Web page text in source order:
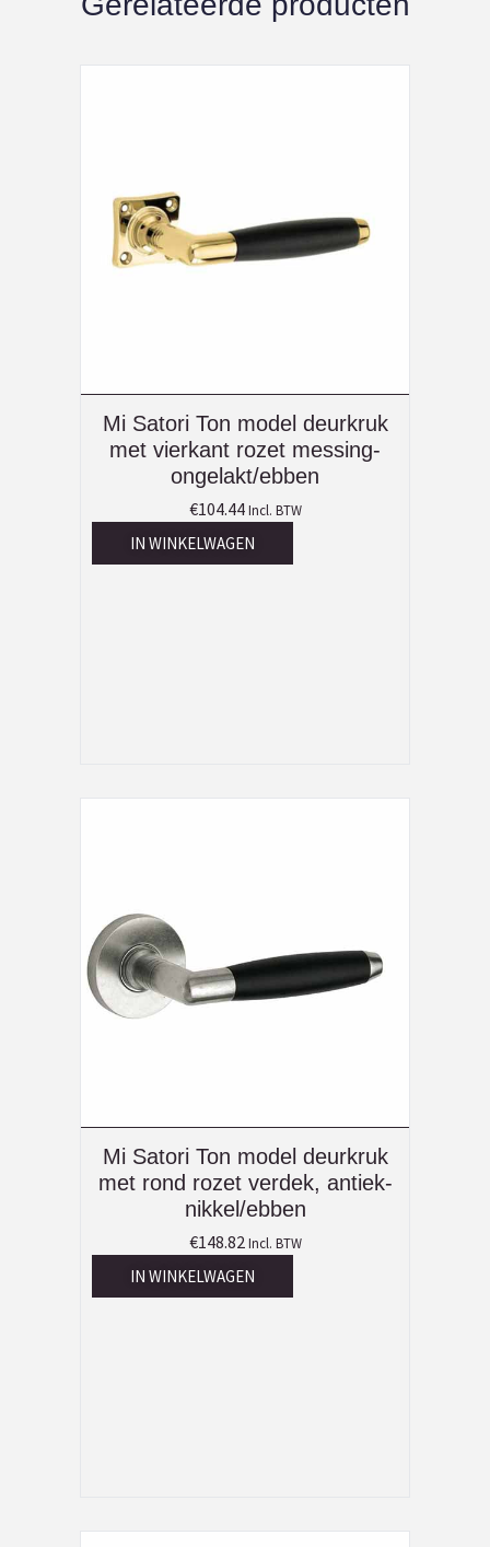
Mi Satori Ton model deurkruk
met vierkant rozet messing-
ongelakt/ebben
€104.44 Incl. BTW
IN WINKELWAGEN
Mi Satori Ton model deurkruk
met rond rozet verdek, antiek-
nikkel/ebben
€148.82 Incl. BTW
IN WINKELWAGEN